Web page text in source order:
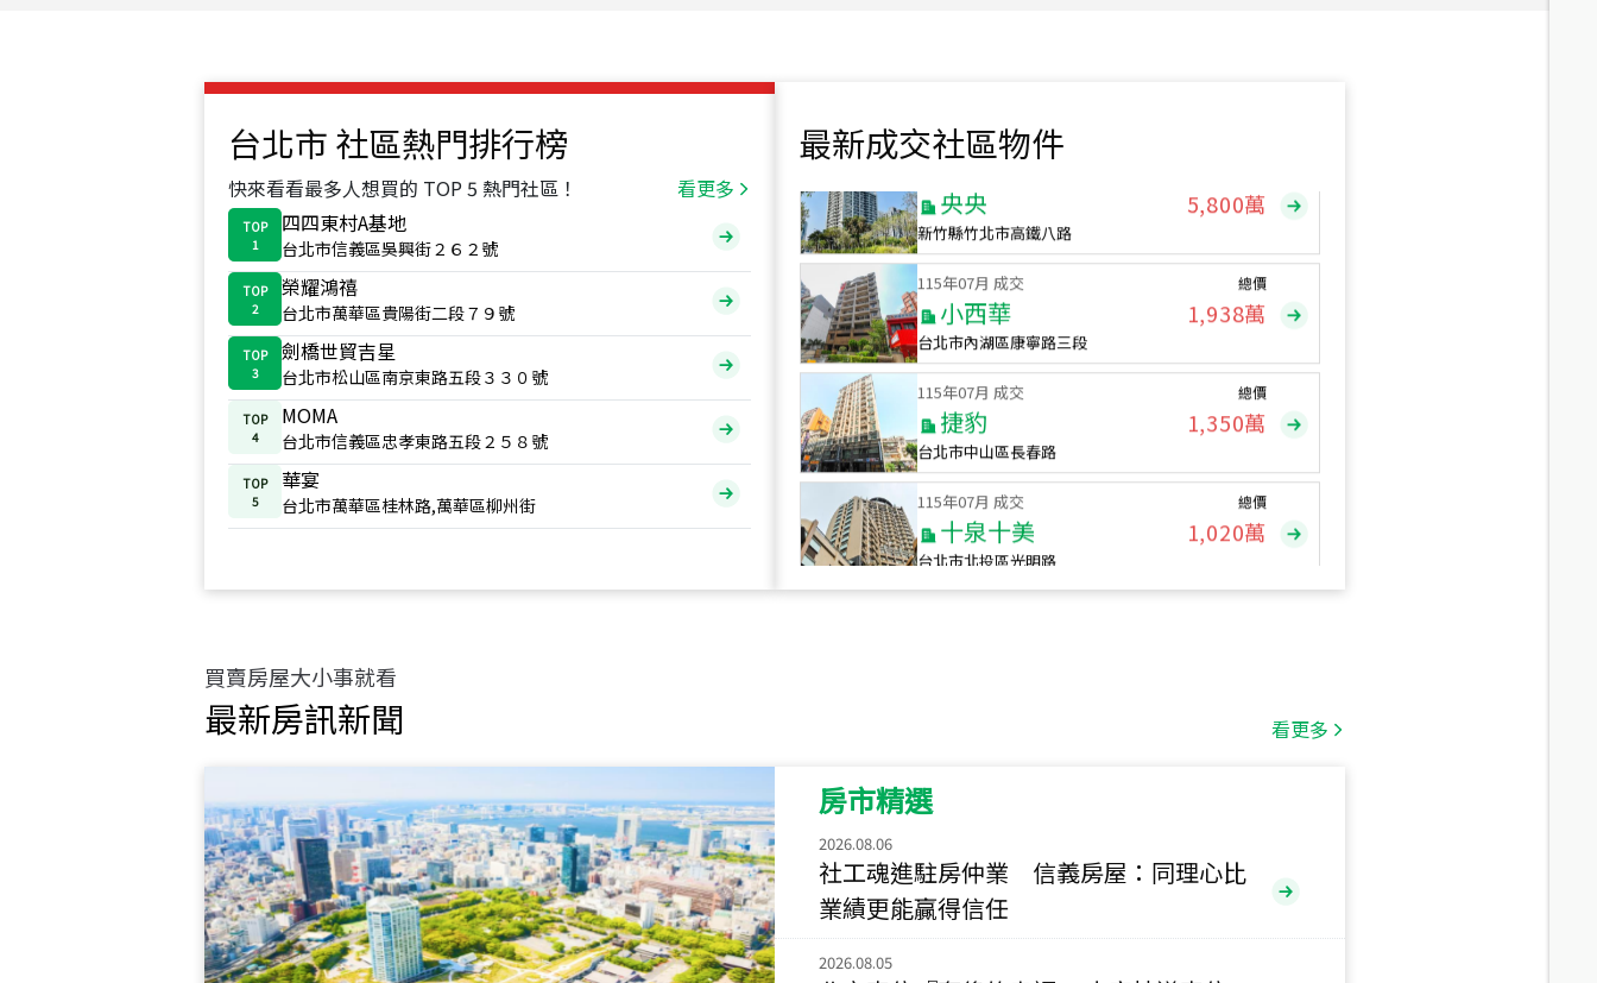
台北市 社區熱門排行榜
快來看看最多人想買的 TOP 5 熱門社區！ 看更多
TOP
1
四四東村A基地
台北市信義區吳興街２６２號
TOP
2
榮耀鴻禧
台北市萬華區貴陽街二段７９號
TOP
3
劍橋世貿吉星
台北市松山區南京東路五段３３０號
TOP
4
MOMA
台北市信義區忠孝東路五段２５８號
TOP
5
華宴
台北市萬華區桂林路,萬華區柳州街
最新成交社區物件
115年07月 成交
新竹縣竹北市高鐵八路
115年07月 成交
小西華
台北市內湖區康寧路三段
總價
1,938萬
115年07月 成交
捷豹
台北市中山區長春路
總價
1,350萬
115年07月 成交
十泉十美
台北市北投區光明路
總價
1,020萬
115
新北市永和區環河西路二段
115年07月 成交
央央 5,800萬
買賣房屋大小事就看
最新房訊新聞 看更多
房市精選
2026.08.06
社工魂進駐房仲業 信義房屋：同理心比
業績更能贏得信任
2026.08.05